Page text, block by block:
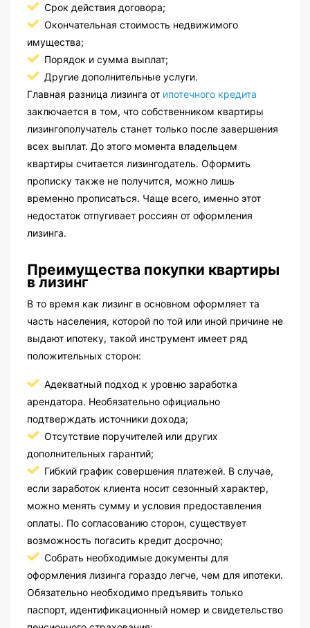
Срок действия договора;
Окончательная стоимость недвижимого
имущества;
Порядок и сумма выплат;
Другие дополнительные услуги.
Главная разница лизинга от ипотечного кредита
заключается в том, что собственником квартиры
лизингополучатель станет только после завершения
всех выплат. До этого момента владельцем
квартиры считается лизингодатель. Оформить
прописку также не получится, можно лишь
временно прописаться. Чаще всего, именно этот
недостаток отпугивает россиян от оформления
лизинга.
Преимущества покупки квартиры
в лизинг
В то время как лизинг в основном оформляет та
часть населения, которой по той или иной причине не
выдают ипотеку, такой инструмент имеет ряд
положительных сторон:
Адекватный подход к уровню заработка
арендатора. Необязательно официально
подтверждать источники дохода;
Отсутствие поручителей или других
дополнительных гарантий;
Гибкий график совершения платежей. В случае,
если заработок клиента носит сезонный характер,
можно менять сумму и условия предоставления
оплаты. По согласованию сторон, существует
возможность погасить кредит досрочно;
Собрать необходимые документы для
оформления лизинга гораздо легче, чем для ипотеки.
Обязательно необходимо предъявить только
паспорт, идентификационный номер и свидетельство